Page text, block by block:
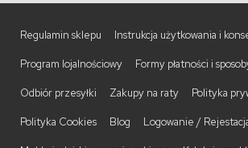
Regulamin sklepu Instrukcja użytkowania i
Program lojalnościowy Formy płatności i
Odbiór przesyłki Zakupy na raty Polityka
Polityka Cookies Blog Logowanie /